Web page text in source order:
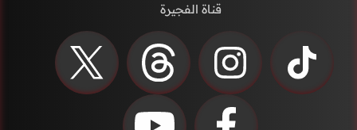
قناة الفجيرة